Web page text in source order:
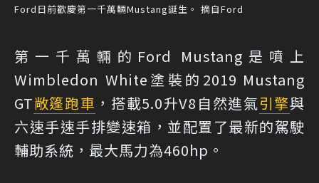
Ford日前歡慶第一千萬輛Mustang誕生。 摘自Ford
第一千萬輛的Ford Mustang是噴上
Wimbledon White塗裝的2019 Mustang
GT敞篷跑車 ，搭載5.0升V8自然進氣引擎與
六速手速手排變速箱，並配置了最新的駕駛
輔助系統，最大馬力為460hp。